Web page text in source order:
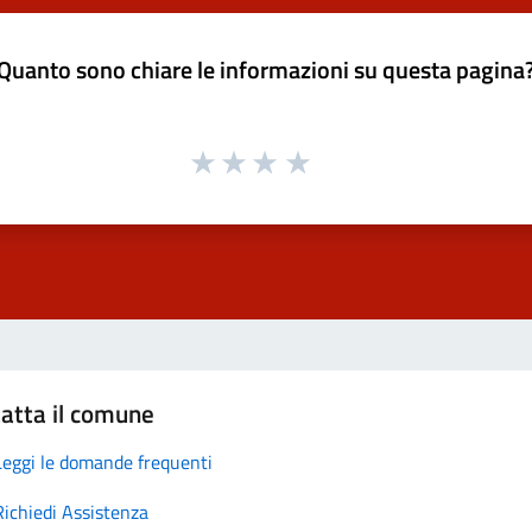
sono chiare le informazioni su questa
il comune
le domande frequenti
Assistenza